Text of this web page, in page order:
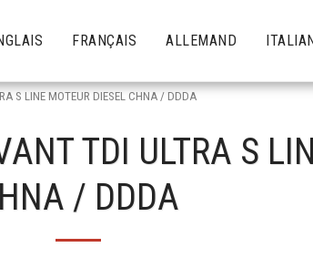
FRANÇAIS ALLEMAND
S LINE MOTEUR DIESEL CHNA / DDDA
TDI ULTRA S
/ DDDA